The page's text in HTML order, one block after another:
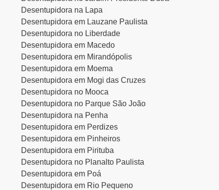
Desentupidora na Lapa
Desentupidora em Lauzane Paulista
Desentupidora no Liberdade
Desentupidora em Macedo
Desentupidora em Mirandópolis
Desentupidora em Moema
Desentupidora em Mogi das Cruzes
Desentupidora no Mooca
Desentupidora no Parque São João
Desentupidora na Penha
Desentupidora em Perdizes
Desentupidora em Pinheiros
Desentupidora em Pirituba
Desentupidora no Planalto Paulista
Desentupidora em Poá
Desentupidora em Rio Pequeno